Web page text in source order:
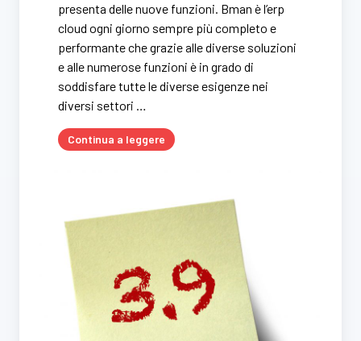
presenta delle nuove funzioni. Bman è l’erp
cloud ogni giorno sempre più completo e
performante che grazie alle diverse soluzioni
e alle numerose funzioni è in grado di
soddisfare tutte le diverse esigenze nei
diversi settori …
Continua a leggere